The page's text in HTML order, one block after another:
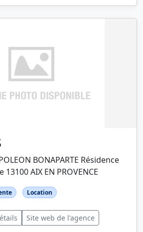
BONAPARTE Résidence
AIX EN PROVENCE
Location
Site web de l'agence